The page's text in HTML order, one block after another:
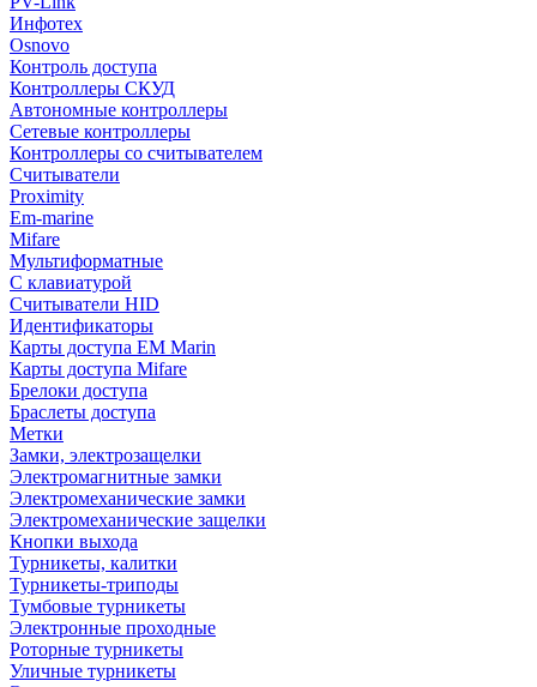
Инфотех
Osnovo
Контроль доступа
Контроллеры СКУД
Автономные контроллеры
Сетевые контроллеры
Контроллеры со считывателем
Считыватели
Proximity
Em-marine
Mifare
Мультиформатные
С клавиатурой
Считыватели HID
Идентификаторы
Карты доступа EM Marin
Карты доступа Mifare
Брелоки доступа
Браслеты доступа
Метки
Замки, электрозащелки
Электромагнитные замки
Электромеханические замки
Электромеханические защелки
Кнопки выхода
Турникеты, калитки
Турникеты-триподы
Тумбовые турникеты
Электронные проходные
Роторные турникеты
Уличные турникеты